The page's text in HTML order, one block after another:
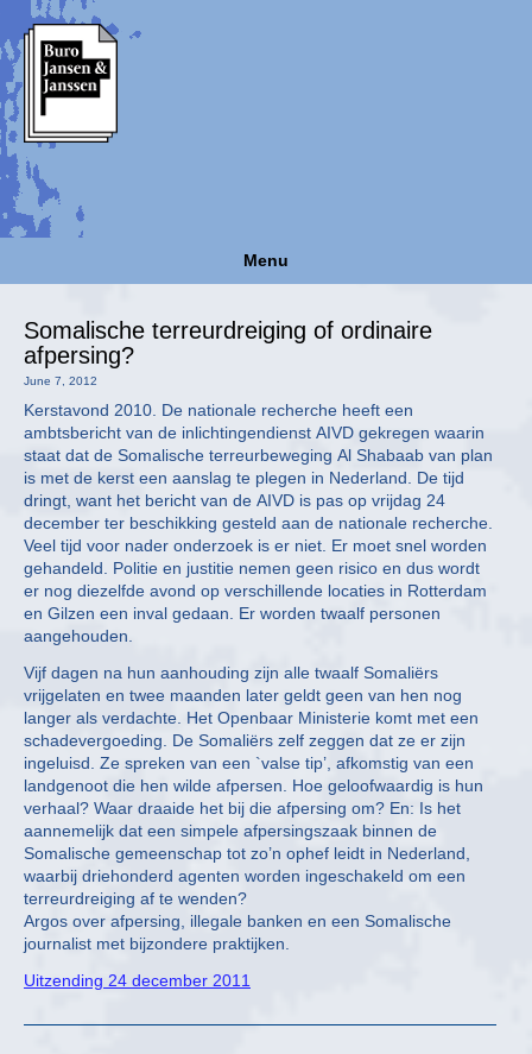
Menu
Somalische terreurdreiging of ordinaire
afpersing?
June 7, 2012
Kerstavond 2010. De nationale recherche heeft een
ambtsbericht van de inlichtingendienst AIVD gekregen waarin
staat dat de Somalische terreurbeweging Al Shabaab van plan
is met de kerst een aanslag te plegen in Nederland. De tijd
dringt, want het bericht van de AIVD is pas op vrijdag 24
december ter beschikking gesteld aan de nationale recherche.
Veel tijd voor nader onderzoek is er niet. Er moet snel worden
gehandeld. Politie en justitie nemen geen risico en dus wordt
er nog diezelfde avond op verschillende locaties in Rotterdam
en Gilzen een inval gedaan. Er worden twaalf personen
aangehouden.
Vijf dagen na hun aanhouding zijn alle twaalf Somaliërs
vrijgelaten en twee maanden later geldt geen van hen nog
langer als verdachte. Het Openbaar Ministerie komt met een
schadevergoeding. De Somaliërs zelf zeggen dat ze er zijn
ingeluisd. Ze spreken van een `valse tip’, afkomstig van een
landgenoot die hen wilde afpersen. Hoe geloofwaardig is hun
verhaal? Waar draaide het bij die afpersing om? En: Is het
aannemelijk dat een simpele afpersingszaak binnen de
Somalische gemeenschap tot zo’n ophef leidt in Nederland,
waarbij driehonderd agenten worden ingeschakeld om een
terreurdreiging af te wenden?
Argos over afpersing, illegale banken en een Somalische
journalist met bijzondere praktijken.
Uitzending 24 december 2011